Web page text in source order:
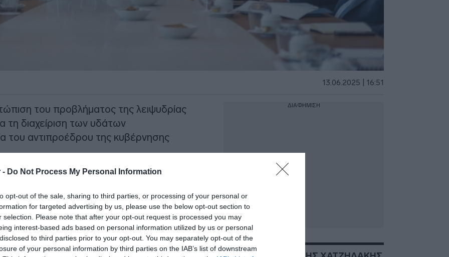
- Do Not Process My Personal Information
opt-out of the sale, sharing to third parties, or processing of your personal or
for targeted advertising by us, please use the below opt-out section to
selection. Please note that after your opt-out request is processed you may
interest-based ads based on personal information utilized by us or personal
to third parties prior to your opt-out. You may separately opt-out of the
of your personal information by third parties on the IAB’s list of downstream
13.06.2025 | 16:51
του προβλήματος της λειψυδρίας
τη διαχείριση των υδάτων
του αντιπροέδρου της κυβέρνησης
από την τελευταία (2024) μελέτη
με την οποία:
ΔΙΑΦΗΜΙΣΗ